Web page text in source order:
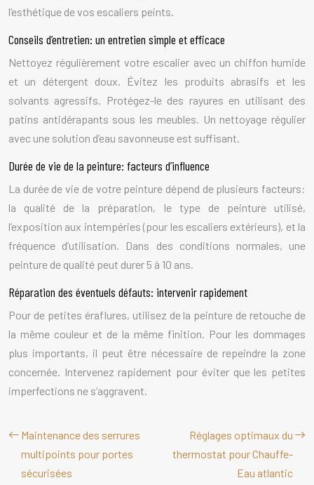
l’esthétique de vos escaliers peints.
Conseils d’entretien: un entretien simple et efficace
Nettoyez régulièrement votre escalier avec un chiffon humide
et un détergent doux. Évitez les produits abrasifs et les
solvants agressifs. Protégez-le des rayures en utilisant des
patins antidérapants sous les meubles. Un nettoyage régulier
avec une solution d’eau savonneuse est suffisant.
Durée de vie de la peinture: facteurs d’influence
La durée de vie de votre peinture dépend de plusieurs facteurs:
la qualité de la préparation, le type de peinture utilisé,
l’exposition aux intempéries (pour les escaliers extérieurs), et la
fréquence d’utilisation. Dans des conditions normales, une
peinture de qualité peut durer 5 à 10 ans.
Réparation des éventuels défauts: intervenir rapidement
Pour de petites éraflures, utilisez de la peinture de retouche de
la même couleur et de la même finition. Pour les dommages
plus importants, il peut être nécessaire de repeindre la zone
concernée. Intervenez rapidement pour éviter que les petites
imperfections ne s’aggravent.
Maintenance des serrures
multipoints pour portes
sécurisées
Réglages optimaux du
thermostat pour Chauffe-
Eau atlantic